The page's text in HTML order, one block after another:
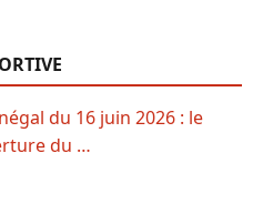
du 16 juin 2026 : le
du …